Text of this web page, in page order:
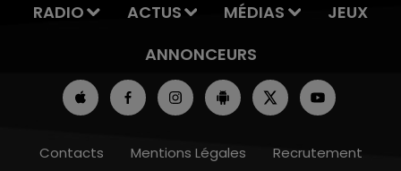
RADIO ACTUS MÉDIAS
JEUX
ANNONCEURS
Contacts Mentions Légales Recrutement